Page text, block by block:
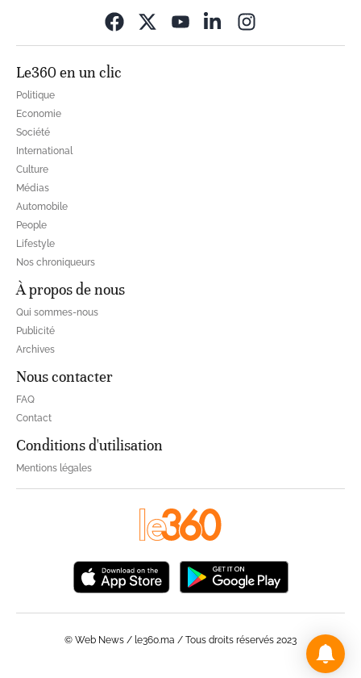
Le360 en un clic
Politique
Economie
Société
International
Culture
Médias
Automobile
People
Lifestyle
Nos chroniqueurs
À propos de nous
Qui sommes-nous
Publicité
Archives
Nous contacter
FAQ
Contact
Conditions d'utilisation
Mentions légales
© Web News / le360.ma / Tous droits réservés 2023